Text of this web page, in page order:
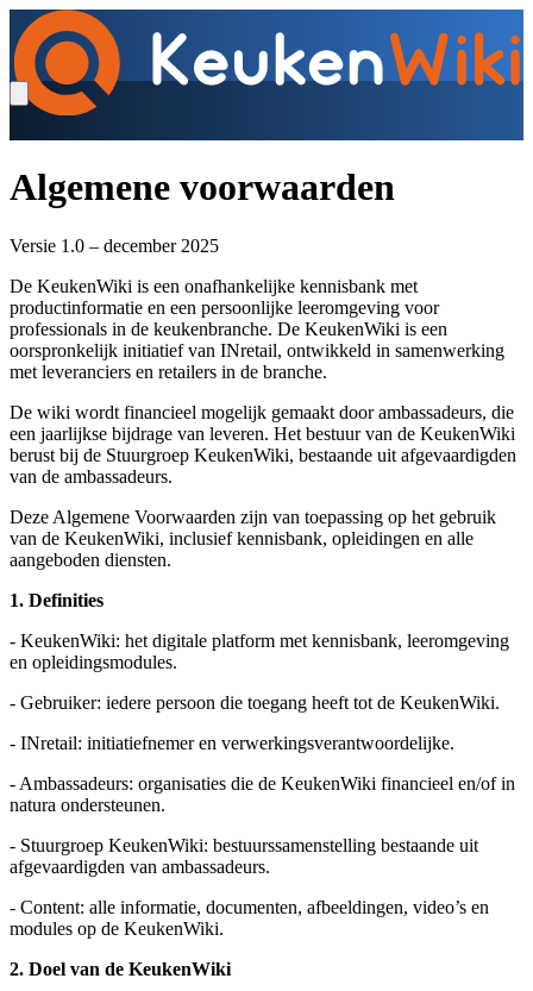
Algemene voorwaarden
Versie 1.0 – december 2025
De KeukenWiki is een onafhankelijke kennisbank met
productinformatie en een persoonlijke leeromgeving voor
professionals in de keukenbranche. De KeukenWiki is een
oorspronkelijk initiatief van INretail, ontwikkeld in samenwerking
met leveranciers en retailers in de branche.
De wiki wordt financieel mogelijk gemaakt door ambassadeurs, die
een jaarlijkse bijdrage van leveren. Het bestuur van de KeukenWiki
berust bij de Stuurgroep KeukenWiki, bestaande uit afgevaardigden
van de ambassadeurs.
Deze Algemene Voorwaarden zijn van toepassing op het gebruik
van de KeukenWiki, inclusief kennisbank, opleidingen en alle
aangeboden diensten.
1. Definities
- KeukenWiki: het digitale platform met kennisbank, leeromgeving
en opleidingsmodules.
- Gebruiker: iedere persoon die toegang heeft tot de KeukenWiki.
- INretail: initiatiefnemer en verwerkingsverantwoordelijke.
- Ambassadeurs: organisaties die de KeukenWiki financieel en/of in
natura ondersteunen.
- Stuurgroep KeukenWiki: bestuurssamenstelling bestaande uit
afgevaardigden van ambassadeurs.
- Content: alle informatie, documenten, afbeeldingen, video’s en
modules op de KeukenWiki.
2. Doel van de KeukenWiki